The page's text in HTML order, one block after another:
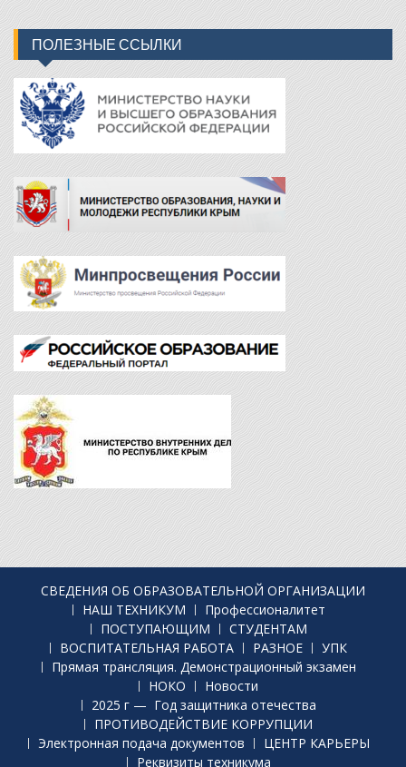
ПОЛЕЗНЫЕ ССЫЛКИ
СВЕДЕНИЯ ОБ ОБРАЗОВАТЕЛЬНОЙ ОРГАНИЗАЦИИ
НАШ ТЕХНИКУМ
Профессионалитет
ПОСТУПАЮЩИМ
СТУДЕНТАМ
ВОСПИТАТЕЛЬНАЯ РАБОТА
РАЗНОЕ
УПК
Прямая трансляция. Демонстрационный экзамен
НОКО
Новости
2025 г — Год защитника отечества
ПРОТИВОДЕЙСТВИЕ КОРРУПЦИИ
Электронная подача документов
ЦЕНТР КАРЬЕРЫ
Реквизиты техникума